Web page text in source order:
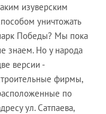
изуверским
уничтожать
Победы? Мы пока
знаем. Но у народа
версии -
фирмы,
по
ул. Сатпаева,